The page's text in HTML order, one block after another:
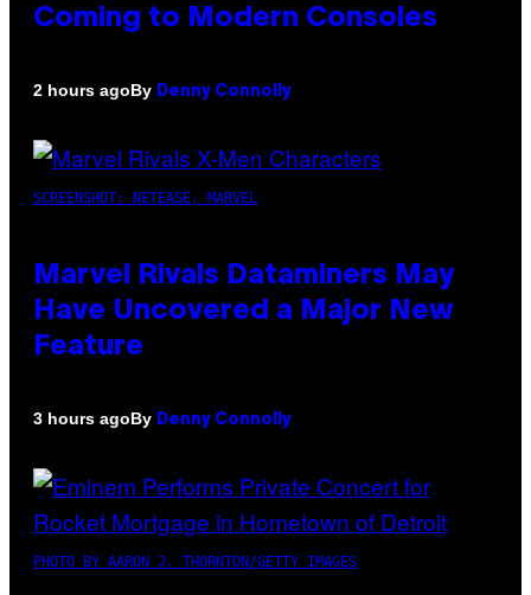
Coming to Modern Consoles
2 hours agoBy Denny Connolly
SCREENSHOT: NETEASE, MARVEL
Marvel Rivals Dataminers May
Have Uncovered a Major New
Feature
3 hours agoBy Denny Connolly
PHOTO BY AARON J. THORNTON/GETTY IMAGES